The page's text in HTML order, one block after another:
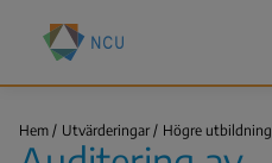
huvudinnehåll
Nationella
centret
för
(NCU)
Hem Utvärderingar Högre utbildning